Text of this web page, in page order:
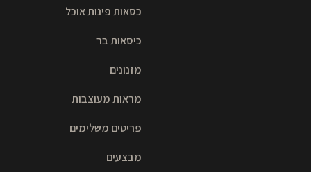
כסאות פינות אוכל
כיסאות בר
מזנונים
מראות מעוצבות
פריטים משלימים
מבצעים